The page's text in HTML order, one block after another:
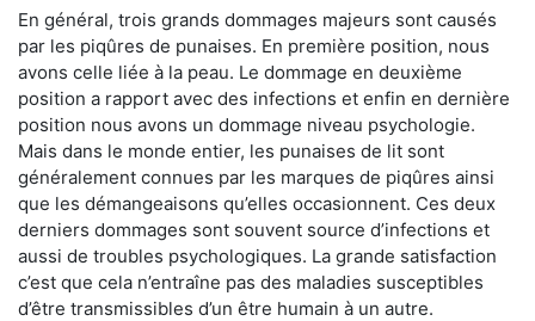
En général, trois grands dommages majeurs sont causés
par les piqûres de punaises. En première position, nous
avons celle liée à la peau. Le dommage en deuxième
position a rapport avec des infections et enfin en dernière
position nous avons un dommage niveau psychologie.
Mais dans le monde entier, les punaises de lit sont
généralement connues par les marques de piqûres ainsi
que les démangeaisons qu’elles occasionnent. Ces deux
derniers dommages sont souvent source d’infections et
aussi de troubles psychologiques. La grande satisfaction
c’est que cela n’entraîne pas des maladies susceptibles
d’être transmissibles d’un être humain à un autre.